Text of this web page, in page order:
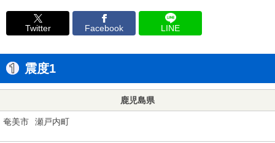
Twitter Facebook LINE
震度1
鹿児島県
奄美市 瀬戸内町